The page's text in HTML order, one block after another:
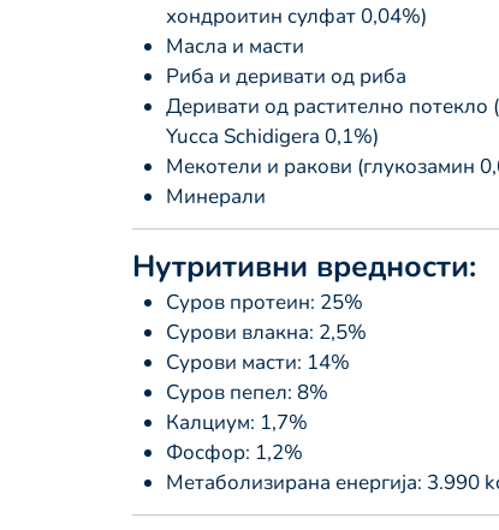
хондроитин сулфат 0,04%)
Масла и масти
Риба и деривати од риба
Деривати од растително потекло
Yucca Schidigera 0,1%)
Мекотели и ракови (глукозамин
Минерали
Нутритивни вредности:
Суров протеин: 25%
Сурови влакна: 2,5%
Сурови масти: 14%
Суров пепел: 8%
Калциум: 1,7%
Фосфор: 1,2%
Метаболизирана енергија: 3.990